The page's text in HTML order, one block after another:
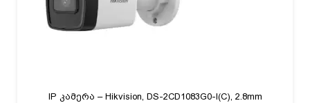
IP კამერა – Hikvision, DS-2CD1083G0-I(C), 2.8mm